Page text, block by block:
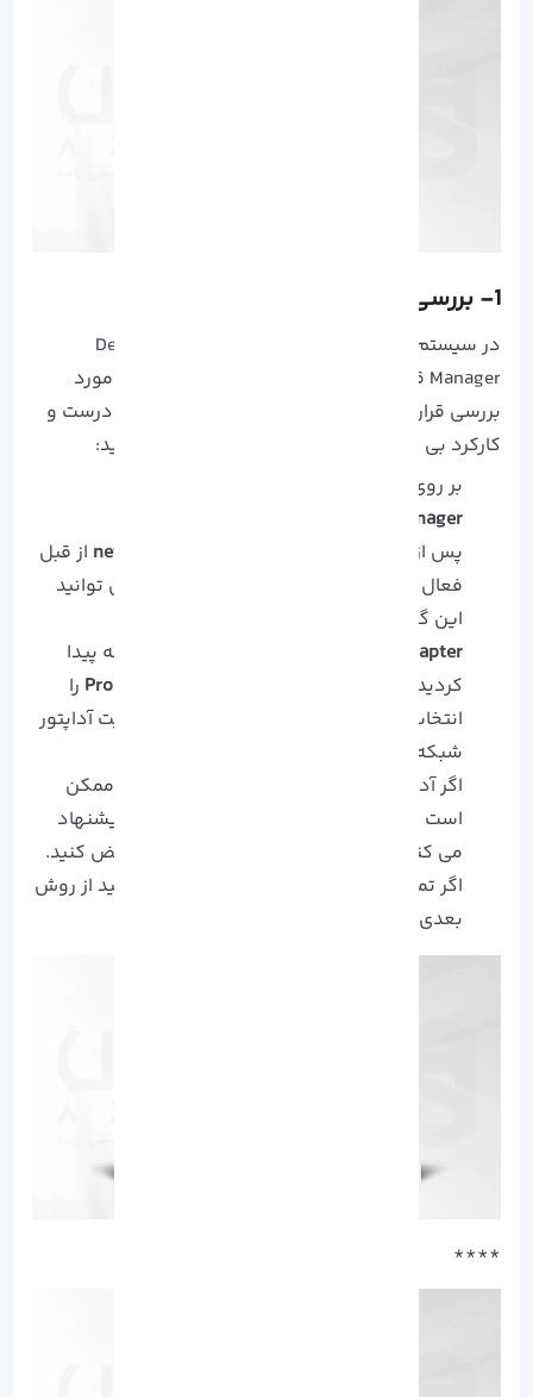
1- بررسی Windows Device Manager
در سیستم عامل ویندوز می توانید از قسمت Device
Manager قطعه سخت افزاری متصل به سیستم را مورد
بررسی قرار دهید. علاوه بر این می توانید از نصب درست و
کارکرد بی نقص قطعه نصب شده نیز مطمئن شوید:
بر روی دکمه
Device Manager
پس از انتخاب این گزینه، اگر
network adapters از قبل
فعال سازی نشده باشد، به کمک علامت
می توانید
این گزینه را فعال کنید.
network adapter
را جستجو کنید. پس از اینکه پیدا
کردید، بر روی آن راست کلیک کرده و
Properties را
انتخاب کنید. در این قسمت می توانید وضعیت آداپتور
شبکه را بررسی کنید.
اگر آداپتور شبکه در لیست نشان داده نشد، ممکن
است مشکل دقیقا در همین قسمت باشد. پیشنهاد
می کنیم برای رفع این مشکل آداپتور را تعویض کنید.
اگر تمایلی به تعویض آداپتور ندارید، می توانید از روش
بعدی استفاده کنید.
****